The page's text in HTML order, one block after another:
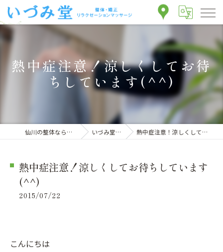
熱中症注意！涼しくしてお待
ちしています(^^)
仙川の整体ならいづみ堂整体院 いづみ堂のブログ 熱中症注意！涼しくしてお待ちしています(^^)
熱中症注意！涼しくしてお待ちしています
(^^)
2015/07/22
こんにちは